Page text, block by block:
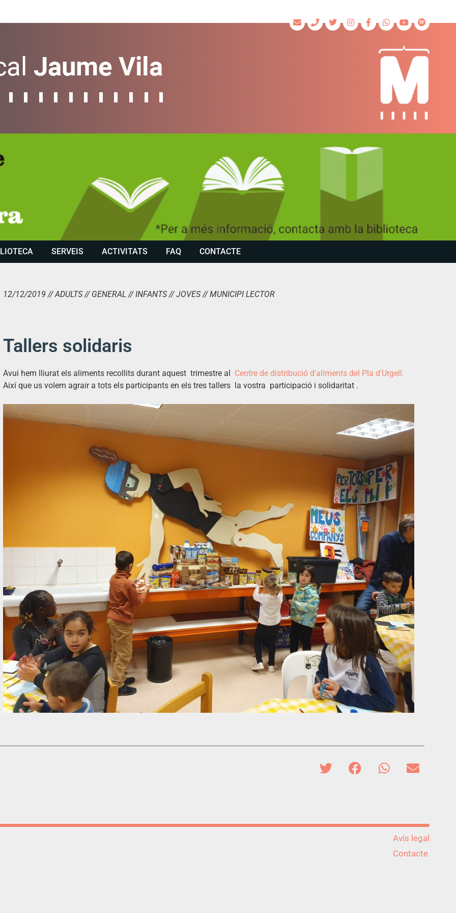
SERVEIS ACTIVITATS FAQ CONTACTE
12/12/2019 // ADULTS // GENERAL // INFANTS // JOVES // MUNICIPI LECTOR
Tallers solidaris
Avui hem lliurat els aliments recollits durant aquest trimestre al Centre de distribució d'aliments del Pla d'Urgell.
Així que us volem agrair a tots els participants en els tres tallers la vostra participació i solidaritat .
Avís legal
Contacte